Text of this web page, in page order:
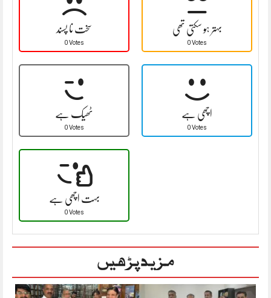
سخت نا پسند
0 Votes
بہتر ہو سکتی تھی
0 Votes
ٹھیک ہے
0 Votes
اچھی ہے
0 Votes
بہت اچھی ہے
0 Votes
مزید پڑھیں